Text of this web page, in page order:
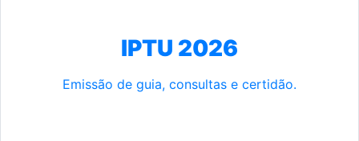
IPTU 2026
Emissão de guia, consultas e certidão.